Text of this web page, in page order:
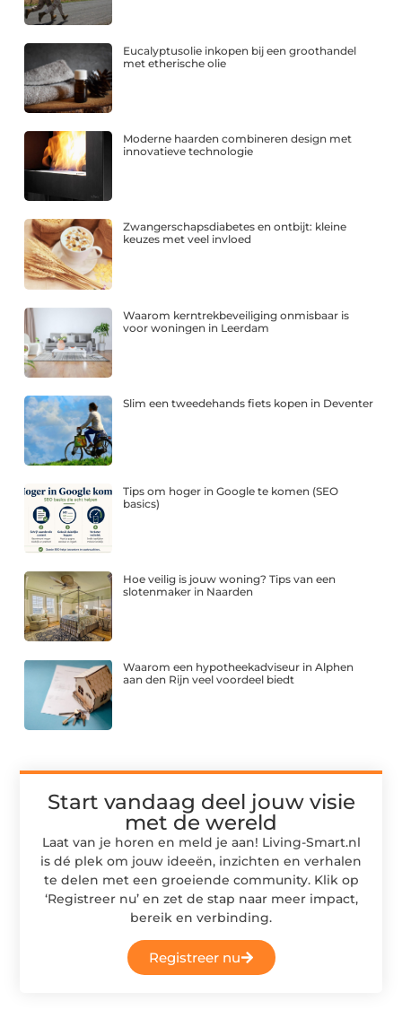
Eucalyptusolie inkopen bij een groothandel
met etherische olie
Moderne haarden combineren design met
innovatieve technologie
Zwangerschapsdiabetes en ontbijt: kleine
keuzes met veel invloed
Waarom kerntrekbeveiliging onmisbaar is
voor woningen in Leerdam
Slim een tweedehands fiets kopen in Deventer
Tips om hoger in Google te komen (SEO
basics)
Hoe veilig is jouw woning? Tips van een
slotenmaker in Naarden
Waarom een hypotheekadviseur in Alphen
aan den Rijn veel voordeel biedt
Start vandaag deel jouw visie
met de wereld
Laat van je horen en meld je aan! Living-Smart.nl
is dé plek om jouw ideeën, inzichten en verhalen
te delen met een groeiende community. Klik op
‘Registreer nu’ en zet de stap naar meer impact,
bereik en verbinding.
Registreer nu